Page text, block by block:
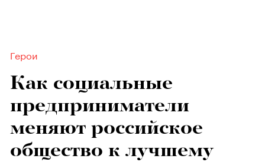
Герои
Как социальные
предприниматели
меняют российское
общество к лучшему